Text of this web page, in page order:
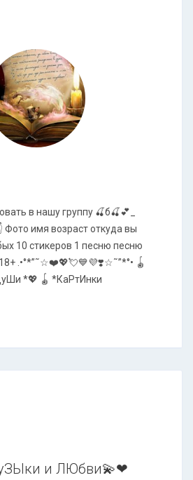
в нашу группу 🍒б🍒💕_
Фото имя возраст откуда вы
10 стикеров 1 песню песню
.•°*”˜☆❤️💖💘💙💜❣️☆˜”*°• 🪀
*💖 🪀 *КаРтИнки
и ЛЮбви💫❤